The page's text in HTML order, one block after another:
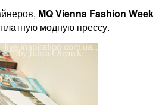
MQ Vienna Fashion Week
модную прессу.